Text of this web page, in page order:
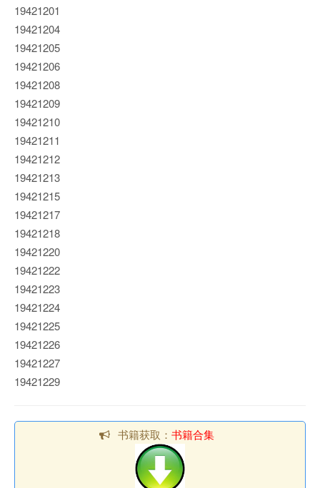
19421201
19421204
19421205
19421206
19421208
19421209
19421210
19421211
19421212
19421213
19421215
19421217
19421218
19421220
19421222
19421223
19421224
19421225
19421226
19421227
19421229
书籍获取： 书籍合集